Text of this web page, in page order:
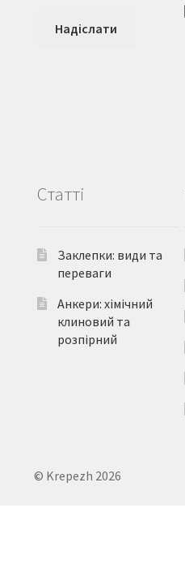
Статті
Заклепки: види та
переваги
Анкери: хімічний
клиновий та
розпірний
© Krepezh 2026